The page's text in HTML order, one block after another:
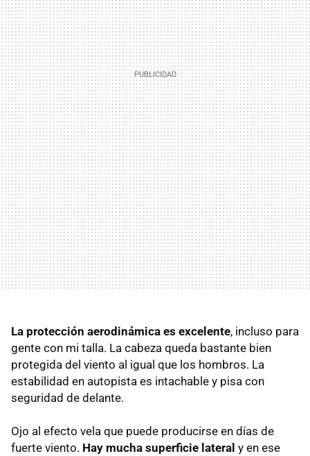
La protección aerodinámica es excelente, incluso para
gente con mi talla. La cabeza queda bastante bien
protegida del viento al igual que los hombros. La
estabilidad en autopista es intachable y pisa con
seguridad de delante.
Ojo al efecto vela que puede producirse en días de
fuerte viento. Hay mucha superficie lateral y en ese